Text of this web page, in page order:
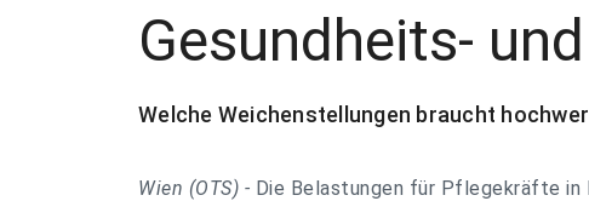
Gesundheits-
Welche Weichenstellungen braucht
Wien (OTS) - Die Belastungen für Pflegekräfte in